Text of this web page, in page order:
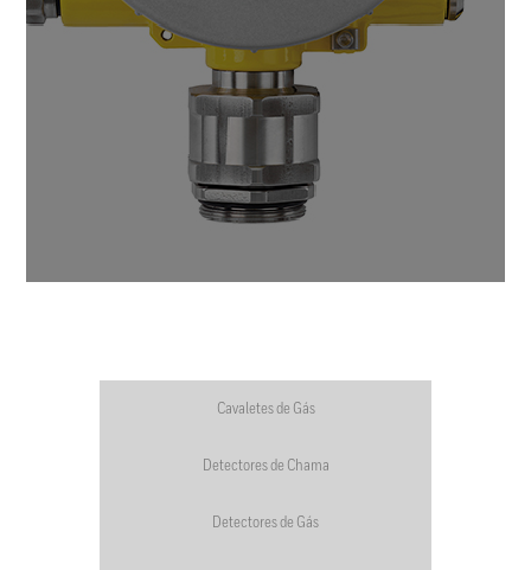
Cavaletes de Gás
Detectores de Chama
Detectores de Gás